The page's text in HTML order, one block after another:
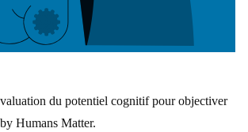
du potentiel cognitif pour objectiver
Humans Matter.